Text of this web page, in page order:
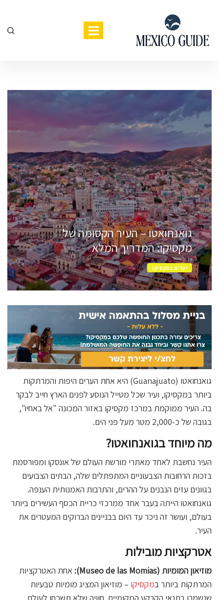
גואנחואטו – העיר הקסומה של
מקסיקו: המדריך המלא
יעדים במקסיקו
גואנחואטו (Guanajuato) היא אחת הערים היפות והמרתקות
ביותר במקסיקו, ועיר שכל מטייל הנוסע לפנים הארץ חייב לבקר
בה. העיר ממוקמת במרכז מקסיקו באזור המכונה "אל באחיו",
בגובה של כ-2,000 מטר מעל פני הים.
מה מיוחד בגואנחואטו?
העיר נחשבת לאחד מאתרי מורשת העולם של אונסקו ומפורסמת
בזכות הרחובות הצבעוניים המתפתלים שלה, הבתים הצבועים
בגוונים עזים הנבנים על ההרים, והתרבות האמנותית הענפה.
גואנחואטו הייתה בעבר אחד ממרכזי כריית הכסף העשירים ביותר
בעולם, ועושר זה ניכר עד היום בבניינים הברוקים המעטרים את
העיר.
אטרקציות מובילות
מוזיאון המומיות (Museo de las Momias):
אחת האטרקציות
המרתקות ביותר במקסיקו – מוזיאון המציג מומיות טבעיות
שנשמרו בתנאי הקרקע המקומיים. חוויה שלא תשכחו לעולם.